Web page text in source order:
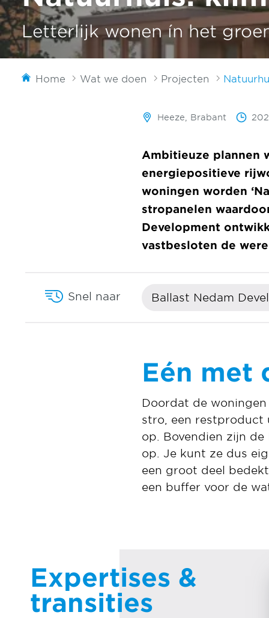
Letterlijk wonen ín het
Home Wat we doen Projecten
Heeze, Brabant
Ambitieuze plannen
energiepositieve
woningen worden
stropanelen
Development
vastbesloten de
Snel naar Ballast Nedam
Eén met
Doordat de
stro, een restproduct
op. Bovendien zijn
op. Je kunt ze dus
een groot deel
een buffer voor de
Expertises &
transities